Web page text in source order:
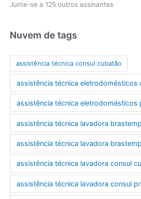
e
o
e
a
Junte-se a 125 outros assinantes
Nuvem de tags
assistência técnica consul cubatão
assistência técnica eletrodomésticos
assistência técnica eletrodomésticos
assistência técnica lavadora
assistência técnica lavadora
assistência técnica lavadora consul
assistência técnica lavadora consul